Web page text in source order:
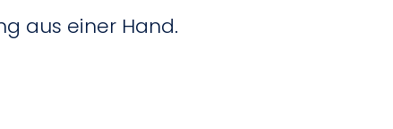
aus einer Hand.